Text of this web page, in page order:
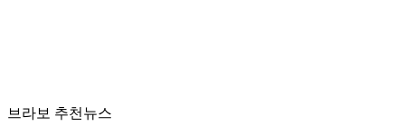
브라보 추천뉴스